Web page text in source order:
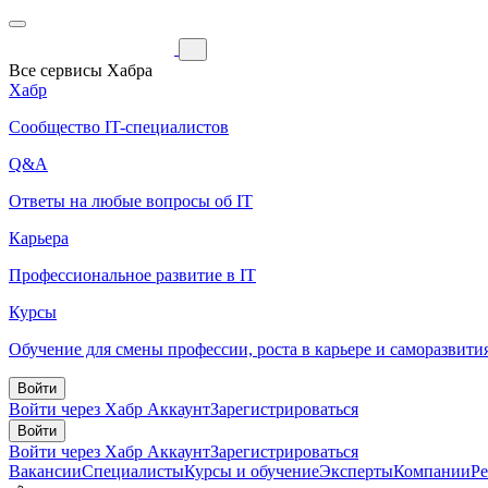
Все сервисы Хабра
Хабр
Сообщество IT-специалистов
Q&A
Ответы на любые вопросы об IT
Карьера
Профессиональное развитие в IT
Курсы
Обучение для смены профессии, роста в карьере и
Войти
Войти через Хабр АккаунтЗарегистрироваться
Войти
Войти через Хабр АккаунтЗарегистрироваться
ВакансииСпециалистыКурсы и обучениеЭкспертыКомпании